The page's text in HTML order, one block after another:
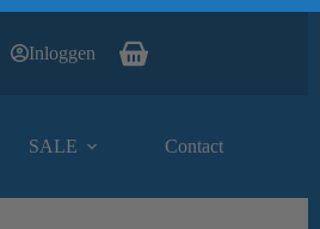
Inloggen Winkelwagen
SALE Contact